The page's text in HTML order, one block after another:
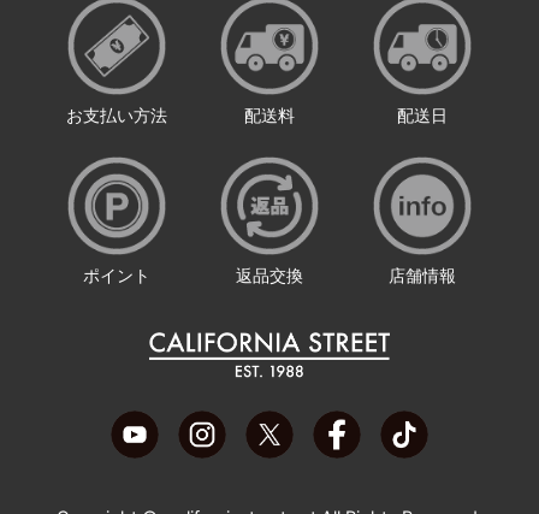
お支払い方法 配送料 配送日
ポイント 返品交換 店舗情報